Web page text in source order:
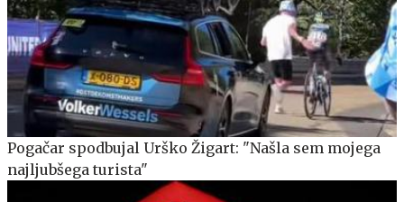
Pogačar spodbujal Urško Žigart: "Našla sem mojega
najljubšega turista"